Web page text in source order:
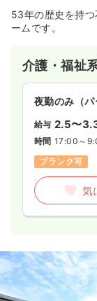
53年の歴史を持
ームです。
介護・福祉
夜勤のみ（パ
給与 2.5〜
時間 17:00～
ブランク可
気